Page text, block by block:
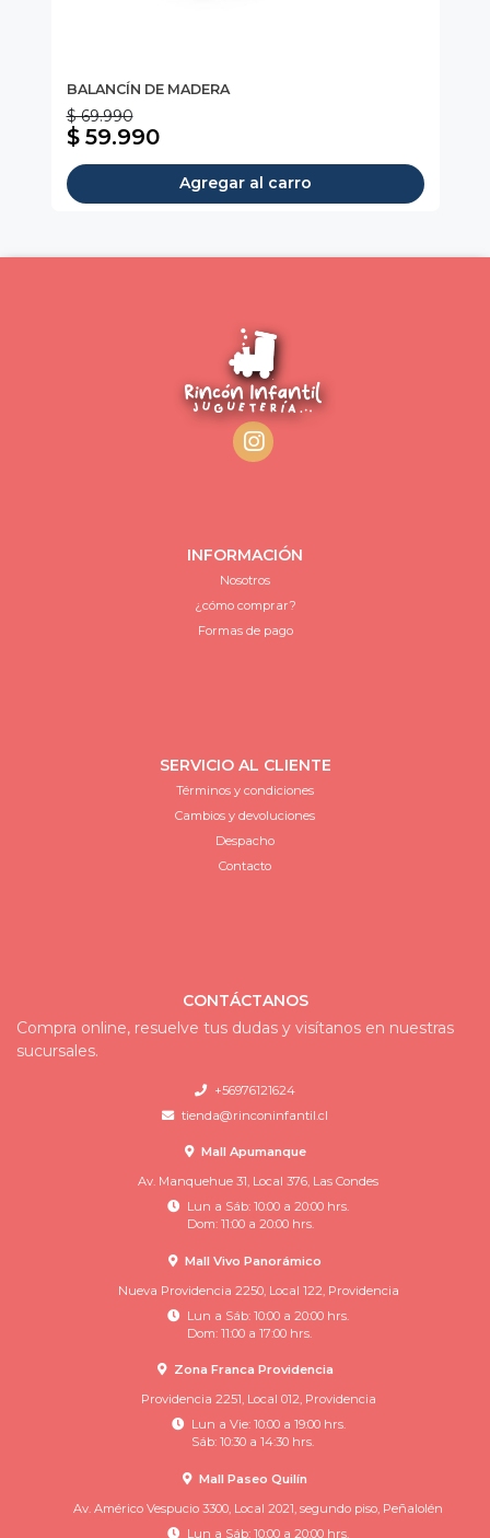
BALANCÍN DE MADERA
$ 69.990
$ 59.990
Agregar al carro
INFORMACIÓN
Nosotros
¿cómo comprar?
Formas de pago
SERVICIO AL CLIENTE
Términos y condiciones
Cambios y devoluciones
Despacho
Contacto
CONTÁCTANOS
Compra online, resuelve tus dudas y visítanos en nuestras
sucursales.
+56976121624
tienda@rinconinfantil.cl
Mall Apumanque
Av. Manquehue 31, Local 376, Las Condes
Lun a Sáb: 10:00 a 20:00 hrs.
Dom: 11:00 a 20:00 hrs.
Mall Vivo Panorámico
Nueva Providencia 2250, Local 122, Providencia
Lun a Sáb: 10:00 a 20:00 hrs.
Dom: 11:00 a 17:00 hrs.
Zona Franca Providencia
Providencia 2251, Local 012, Providencia
Lun a Vie: 10:00 a 19:00 hrs.
Sáb: 10:30 a 14:30 hrs.
Mall Paseo Quilín
Av. Américo Vespucio 3300, Local 2021, segundo piso, Peñalolén
Lun a Sáb: 10:00 a 20:00 hrs.